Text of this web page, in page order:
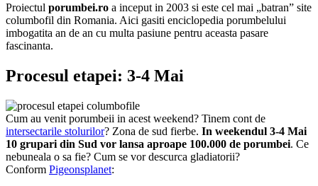
Proiectul porumbei.ro a inceput in 2003 si este cel mai „batran” site
columbofil din Romania. Aici gasiti enciclopedia porumbelului
imbogatita an de an cu multa pasiune pentru aceasta pasare
fascinanta.
Procesul etapei: 3-4 Mai
Cum au venit porumbeii in acest weekend? Tinem cont de
intersectarile stolurilor? Zona de sud fierbe. In weekendul 3-4 Mai
10 grupari din Sud vor lansa aproape 100.000 de porumbei. Ce
nebuneala o sa fie? Cum se vor descurca gladiatorii?
Conform Pigeonsplanet: